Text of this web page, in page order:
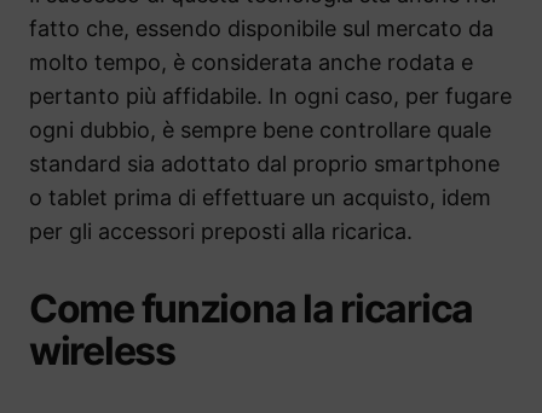
fatto che, essendo disponibile sul mercato da
molto tempo, è considerata anche rodata e
pertanto più affidabile. In ogni caso, per fugare
ogni dubbio, è sempre bene controllare quale
standard sia adottato dal proprio smartphone
o tablet prima di effettuare un acquisto, idem
per gli accessori preposti alla ricarica.
Come funziona la ricarica
wireless